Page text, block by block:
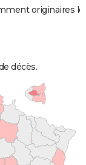
originaires
décès.